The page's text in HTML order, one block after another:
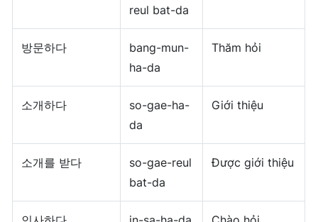
reul bat-da
방문하다
bang-mun-
ha-da
Thăm hỏi
소개하다
so-gae-ha-
da
Giới thiệu
소개를 받다
so-gae-reul
bat-da
Được giới thiệu